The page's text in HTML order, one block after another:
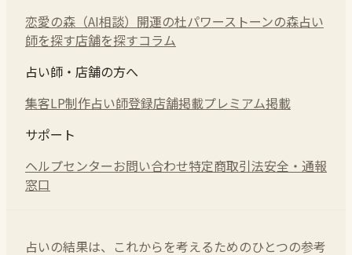
恋愛の森（AI相談） 開運の杜パワーストーンの森占い
師を探す店舗を探すコラム
占い師・店舗の方へ
集客LP制作占い師登録店舗掲載プレミアム掲載
サポート
ヘルプセンターお問い合わせ特定商取引法安全・通報
窓口
占いの結果は、これからを考えるためのひとつの参考